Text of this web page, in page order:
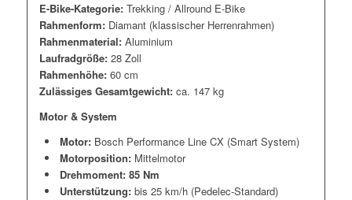
E-Bike-Kategorie:Trekking / Allround E-Bike
Rahmenform:Diamant (klassischer Herrenrahmen)
Rahmenmaterial:Aluminium
Laufradgröße:28 Zoll
Rahmenhöhe:60 cm
Zulässiges Gesamtgewicht:ca. 147 kg
Motor & System
Motor:Bosch Performance Line CX (Smart System)
Motorposition:Mittelmotor
Drehmoment: 85 Nm
Unterstützung:bis 25 km/h (Pedelec-Standard)